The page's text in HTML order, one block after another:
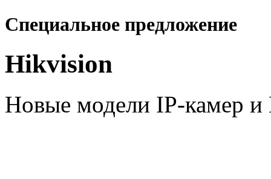
Специальное предложение
Hikvision
Новые модели IP-камер и